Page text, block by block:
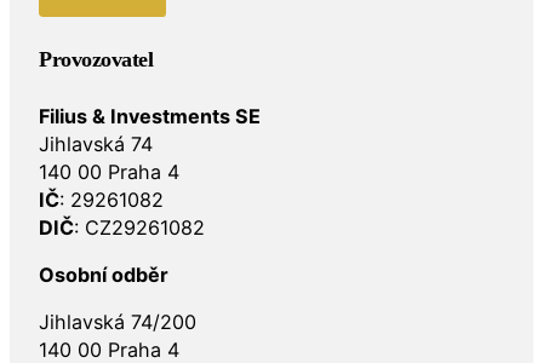
Provozovatel
Filius & Investments SE
Jihlavská 74
140 00 Praha 4
IČ: 29261082
DIČ: CZ29261082
Osobní odběr
Jihlavská 74/200
140 00 Praha 4